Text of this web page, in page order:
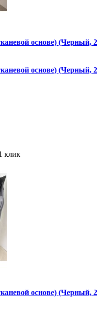
основе) (Черный, 2
основе) (Черный, 2
клик
основе) (Черный, 2